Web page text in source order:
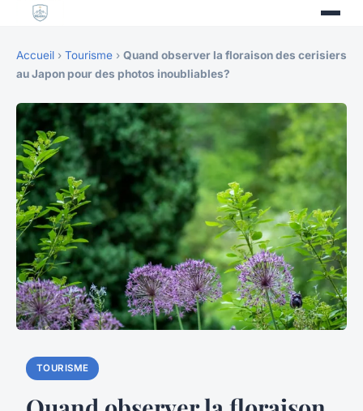
Accueil › Tourisme › Quand observer la floraison des cerisiers
au Japon pour des photos inoubliables?
TOURISME